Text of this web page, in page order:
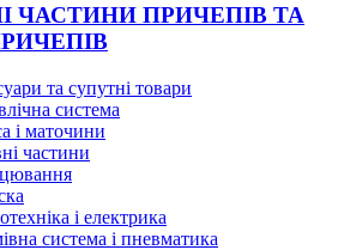
ЧАСТИНИ ПРИЧЕПІВ ТА
та супутні товари
система
і маточини
частини
і електрика
система і пневматика